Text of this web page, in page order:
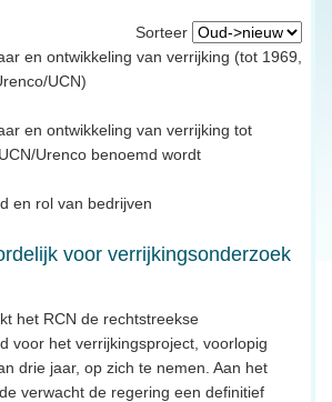
Sorteer
en ontwikkeling van verrijking (tot 1969,
UCN)
en ontwikkeling van verrijking tot
Urenco benoemd wordt
en rol van bedrijven
voor verrijkingsonderzoek
het RCN de rechtstreekse
voor het verrijkingsproject, voorlopig
drie jaar, op zich te nemen. Aan het
verwacht de regering een definitief